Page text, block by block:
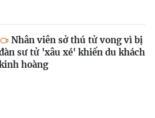
Nhân viên sở thú tử vong vì bị
sư tử 'xâu xé' khiến du khách
hoàng